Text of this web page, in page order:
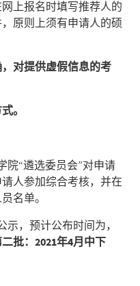
上报名时填写推荐人的
原则上须有申请人的硕
对提供虚假信息的考
。
院“遴选委员会”对申请
人参加综合考核，并在
名单。
，预计公布时间为，
批：2021年4月中下